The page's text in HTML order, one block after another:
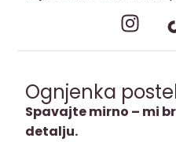
Ognjenka
Spavajte mirno – mi
detalju.